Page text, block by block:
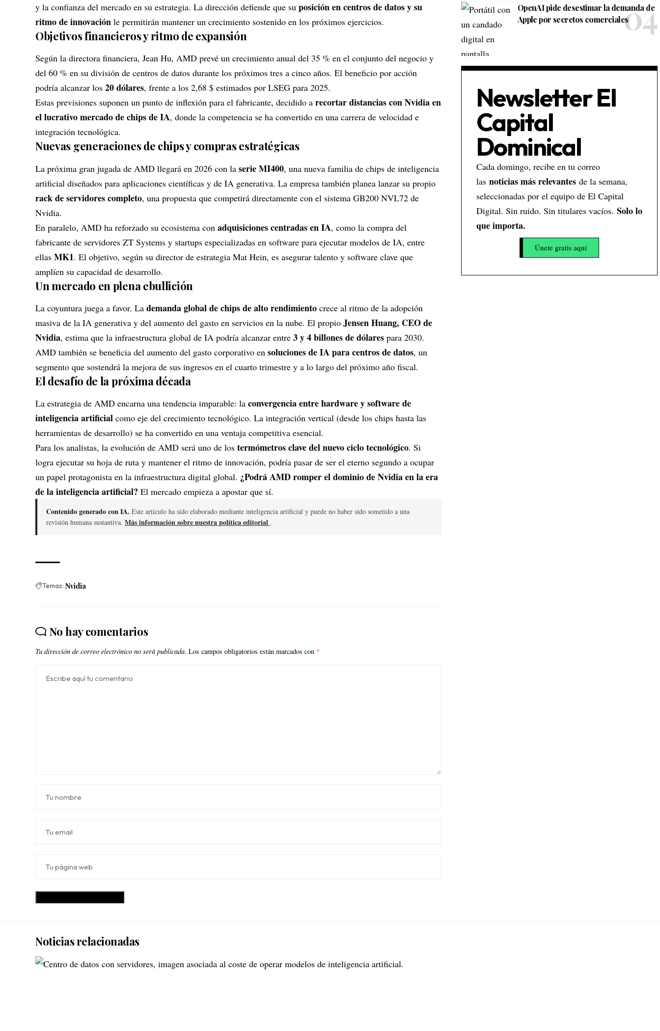
y la confianza del mercado en su estrategia. La dirección defiende que su posición en centros de datos y su
ritmo de innovación le permitirán mantener un crecimiento sostenido en los próximos ejercicios.
Objetivos financieros y ritmo de expansión
Según la directora financiera, Jean Hu, AMD prevé un crecimiento anual del 35 % en el conjunto del negocio y
del 60 % en su división de centros de datos durante los próximos tres a cinco años. El beneficio por acción
podría alcanzar los 20 dólares, frente a los 2,68 $ estimados por LSEG para 2025.
Estas previsiones suponen un punto de inflexión para el fabricante, decidido a recortar distancias con Nvidia en
el lucrativo mercado de chips de IA, donde la competencia se ha convertido en una carrera de velocidad e
integración tecnológica.
Nuevas generaciones de chips y compras estratégicas
La próxima gran jugada de AMD llegará en 2026 con la serie MI400, una nueva familia de chips de inteligencia
artificial diseñados para aplicaciones científicas y de IA generativa. La empresa también planea lanzar su propio
rack de servidores completo, una propuesta que competirá directamente con el sistema GB200 NVL72 de
Nvidia.
En paralelo, AMD ha reforzado su ecosistema con adquisiciones centradas en IA, como la compra del
fabricante de servidores ZT Systems y startups especializadas en software para ejecutar modelos de IA, entre
ellas MK1. El objetivo, según su director de estrategia Mat Hein, es asegurar talento y software clave que
amplíen su capacidad de desarrollo.
Un mercado en plena ebullición
La coyuntura juega a favor. La demanda global de chips de alto rendimiento crece al ritmo de la adopción
masiva de la IA generativa y del aumento del gasto en servicios en la nube. El propio Jensen Huang, CEO de
Nvidia, estima que la infraestructura global de IA podría alcanzar entre 3 y 4 billones de dólares para 2030.
AMD también se beneficia del aumento del gasto corporativo en soluciones de IA para centros de datos, un
segmento que sostendrá la mejora de sus ingresos en el cuarto trimestre y a lo largo del próximo año fiscal.
El desafío de la próxima década
La estrategia de AMD encarna una tendencia imparable: la convergencia entre hardware y software de
inteligencia artificial como eje del crecimiento tecnológico. La integración vertical (desde los chips hasta las
herramientas de desarrollo) se ha convertido en una ventaja competitiva esencial.
Para los analistas, la evolución de AMD será uno de los termómetros clave del nuevo ciclo tecnológico. Si
logra ejecutar su hoja de ruta y mantener el ritmo de innovación, podría pasar de ser el eterno segundo a ocupar
un papel protagonista en la infraestructura digital global. ¿Podrá AMD romper el dominio de Nvidia en la era
de la inteligencia artificial? El mercado empieza a apostar que sí.
Contenido generado con IA. Este artículo ha sido elaborado mediante inteligencia artificial y puede no haber sido sometido a una
revisión humana sustantiva. Más información sobre nuestra política editorial .
Temas: Nvidia
No hay comentarios
Tu dirección de correo electrónico no será publicada. Los campos obligatorios están marcados con *
OpenAI pide desestimar la demanda de
Apple por secretos comerciales
Newsletter El
Capital
Dominical
Cada domingo, recibe en tu correo
lasnoticias más relevantesde la semana,
seleccionadas por el equipo de El Capital
Digital. Sin ruido. Sin titulares vacíos. Solo lo
que importa.
Únete gratis aquí
Noticias relacionadas